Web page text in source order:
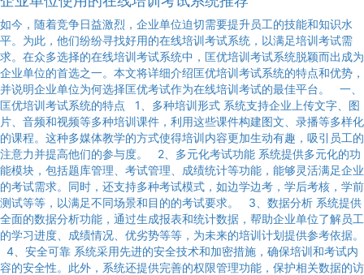
如今，随着竞争日益激烈，企业单位迫切需要提升员工的技能和知识水
平。为此，他们纷纷寻找好用的在线培训考试系统，以满足培训考试需
求。在众多选择的在线培训考试系统中，匡优培训考试系统脱颖而出成为
企业单位的首选之一。本文将详细介绍匡优培训考试系统的特点和优势，
并说明企业单位为何选择匡优考试作为在线培训考试的最佳平台。 一、
匡优培训考试系统的特点 1、多种培训形式 系统支持企业上传文字、图
片、音频和视频等多种培训课件，利用这些课件构建图文、录播等多样化
的课程。这种多媒体教学的方式使得培训内容更加生动有趣，吸引员工的
注意力并提高他们的参与度。 2、多元化考试功能 系统提供多元化的功
能模块，包括题库管理、考试管理、成绩统计等功能，能够灵活满足企业
的考试需求。同时，还支持多种考试模式，如边学边考，学后考核，学前
测试等等，以满足不同场景和目的的考试要求。 3、数据分析 系统提供
全面的数据分析功能，通过生成报表和统计数据，帮助企业单位了解员工
的学习进度、成绩情况、优劣势等等，为未来的培训计划提供参考依据。
4、安全可靠 系统采用先进的安全技术和加密措施，确保培训和考试内
容的安全性。此外，系统还提供完善的权限管理功能，保护相关数据的访